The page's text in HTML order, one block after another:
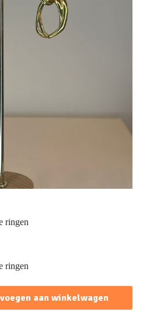
ringen
ringen
aan winkelwagen